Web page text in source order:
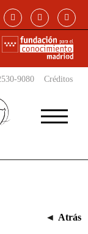
9080 Créditos
◄ Atrás